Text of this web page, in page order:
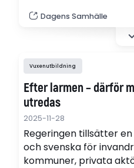
Dagens Samhälle
Vuxenutbildning
Efter larmen – därför
utredas
2025-11-28
Regeringen tillsätter
och svenska för
kommuner, privata